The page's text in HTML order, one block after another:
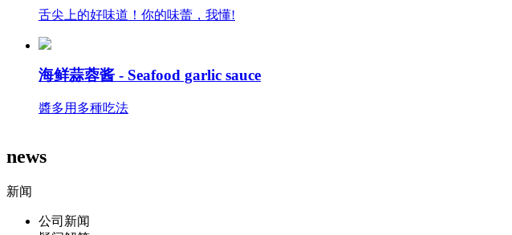
舌尖上的好味道！你的味蕾，我懂!
海鲜蒜蓉酱 - Seafood garlic sauce
醬多用多種吃法
news
新闻
公司新闻